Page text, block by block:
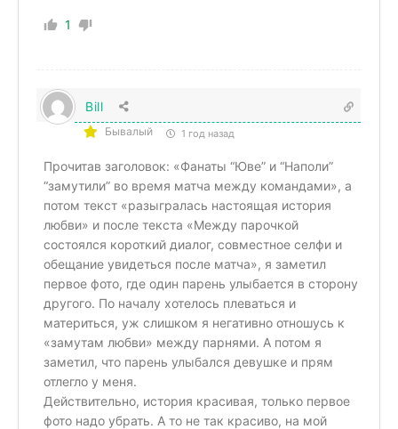
1
Bill
Бывалый 1 год назад
Прочитав заголовок: «Фанаты “Юве” и “Наполи”
“замутили” во время матча между командами», а
потом текст «разыгралась настоящая история
любви» и после текста «Между парочкой
состоялся короткий диалог, совместное селфи и
обещание увидеться после матча», я заметил
первое фото, где один парень улыбается в сторону
другого. По началу хотелось плеваться и
материться, уж слишком я негативно отношусь к
«замутам любви» между парнями. А потом я
заметил, что парень улыбался девушке и прям
отлегло у меня.
Действительно, история красивая, только первое
фото надо убрать. А то не так красиво, на мой